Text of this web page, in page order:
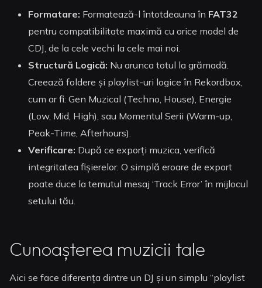
Formatare: Formatează-l întotdeauna în FAT32
pentru compatibilitate maximă cu orice model de
CDJ, de la cele vechi la cele mai noi.
Structură Logică: Nu arunca totul la grămadă.
Creează foldere și playlist-uri logice în Rekordbox,
cum ar fi: Gen Muzical (Techno, House), Energie
(Low, Mid, High), sau Momentul Serii (Warm-up,
Peak-Time, Afterhours).
Verificare: După ce exporți muzica, verifică
integritatea fișierelor. O simplă eroare de export
poate duce la temutul mesaj ‘Track Error’ în mijlocul
setului tău.
Cunoașterea muzicii tale
Aici se face diferența dintre un DJ și un simplu “playlist